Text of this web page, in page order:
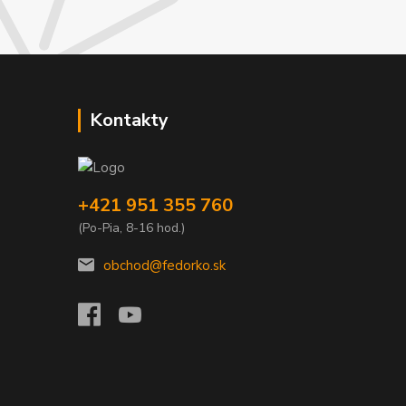
Kontakty
+421 951 355 760
(Po-Pia, 8-16 hod.)
obchod@fedorko.sk